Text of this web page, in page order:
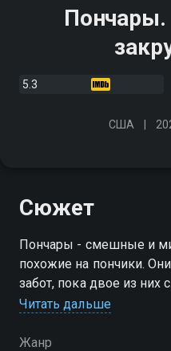
Пончары.
5.3
США
Сюжет
Пончары - смешные и
похожие на пончики.
забот, пока двое из них
будущее, в наши дни,
Читать дальше
Жанр